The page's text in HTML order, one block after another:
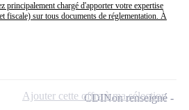
principalement chargé d'apporter votre expertise
fiscale) sur tous documents de réglementation. À
CDINon renseigné
Ajouter cette offre à ma sélection